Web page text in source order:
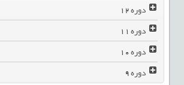
دوره12
دوره11
دوره10
دوره9